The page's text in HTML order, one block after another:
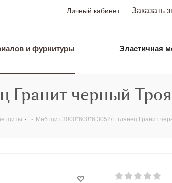
Личный кабинет Заказать
и фурнитуры Эластичная
черный Троя
щиты - Меб.щит 3000*600*6 3052/Е глянец Гранит